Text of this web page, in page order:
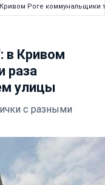
Роге коммунальщики
в Кривом
раза
улицы
с разными